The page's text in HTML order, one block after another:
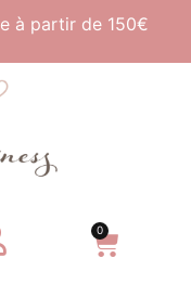
à partir de 150€
0